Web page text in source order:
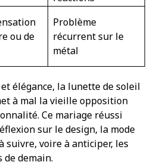
ou de
Problème
récurrent sur le
métal
élégance, la lunette de soleil
à mal la vieille opposition
Ce mariage réussi
sur le design, la mode
suivre, voire à anticiper, les
demain.